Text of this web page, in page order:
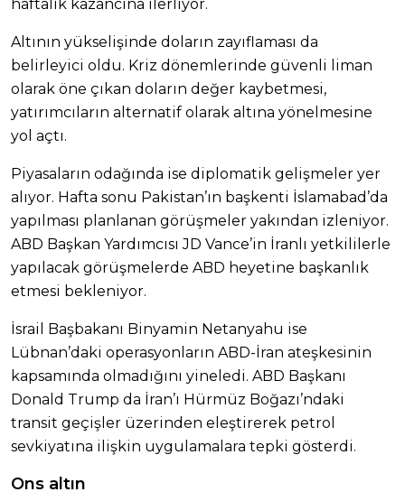
haftalık kazancına ilerliyor.
Altının yükselişinde doların zayıflaması da
belirleyici oldu. Kriz dönemlerinde güvenli liman
olarak öne çıkan doların değer kaybetmesi,
yatırımcıların alternatif olarak altına yönelmesine
yol açtı.
Piyasaların odağında ise diplomatik gelişmeler yer
alıyor. Hafta sonu Pakistan’ın başkenti İslamabad’da
yapılması planlanan görüşmeler yakından izleniyor.
ABD Başkan Yardımcısı JD Vance’in İranlı yetkililerle
yapılacak görüşmelerde ABD heyetine başkanlık
etmesi bekleniyor.
İsrail Başbakanı Binyamin Netanyahu ise
Lübnan’daki operasyonların ABD-İran ateşkesinin
kapsamında olmadığını yineledi. ABD Başkanı
Donald Trump da İran’ı Hürmüz Boğazı’ndaki
transit geçişler üzerinden eleştirerek petrol
sevkiyatına ilişkin uygulamalara tepki gösterdi.
Ons altın